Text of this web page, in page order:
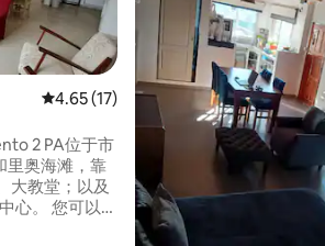
平均评分 4.65 分（满分 5 分），共 17
4.65 (17)
2 PA位于市
里奥海滩，靠
大教堂；以及
以很